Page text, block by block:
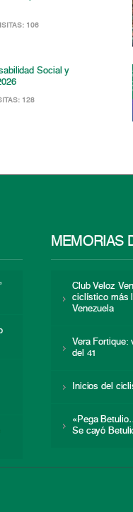
106
Social y
128
MEMORIAS
Club Veloz
ciclístico más
Venezuela
Vera Fortique:
del 41
Inicios del
«Pega
Se cayó